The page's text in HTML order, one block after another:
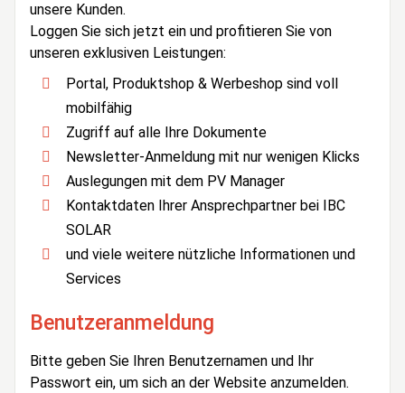
unsere Kunden.
Loggen Sie sich jetzt ein und profitieren Sie von
unseren exklusiven Leistungen:
Portal, Produktshop & Werbeshop sind voll
mobilfähig
Zugriff auf alle Ihre Dokumente
Newsletter-Anmeldung mit nur wenigen Klicks
Auslegungen mit dem PV Manager
Kontaktdaten Ihrer Ansprechpartner bei IBC
SOLAR
und viele weitere nützliche Informationen und
Services
Benutzeranmeldung
Bitte geben Sie Ihren Benutzernamen und Ihr
Passwort ein, um sich an der Website anzumelden.